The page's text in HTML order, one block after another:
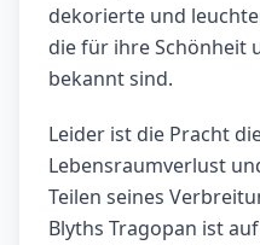
dekorierte und
die für ihre Schönheit
bekannt sind.
Leider ist die Pracht
Lebensraumverlust
Teilen seines
Blyths Tragopan ist